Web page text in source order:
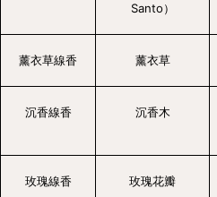
Santo）
薰衣草線香 薰衣草
沉香線香 沉香木
玫瑰線香 玫瑰花瓣